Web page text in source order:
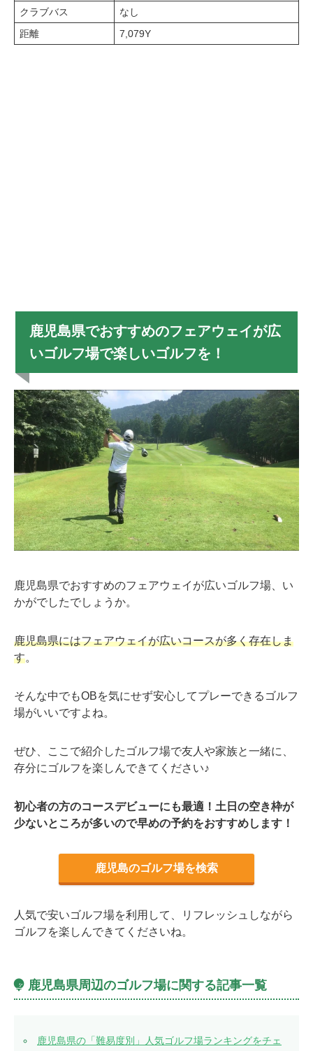
クラブバス
なし
距離
7,079Y
鹿児島県でおすすめのフェアウェイが広
いゴルフ場で楽しいゴルフを！
鹿児島県でおすすめのフェアウェイが広いゴルフ場、い
かがでしたでしょうか。
鹿児島県にはフェアウェイが広いコースが多く存在しま
す。
そんな中でもOBを気にせず安心してプレーできるゴルフ
場がいいですよね。
ぜひ、ここで紹介したゴルフ場で友人や家族と一緒に、
存分にゴルフを楽しんできてください♪
初心者の方のコースデビューにも最適！土日の空き枠が
少ないところが多いので早めの予約をおすすめします！
鹿児島のゴルフ場を検索
人気で安いゴルフ場を利用して、リフレッシュしながら
ゴルフを楽しんできてくださいね。
鹿児島県周辺のゴルフ場に関する記事一覧
鹿児島県の「難易度別」人気ゴルフ場ランキングをチェ